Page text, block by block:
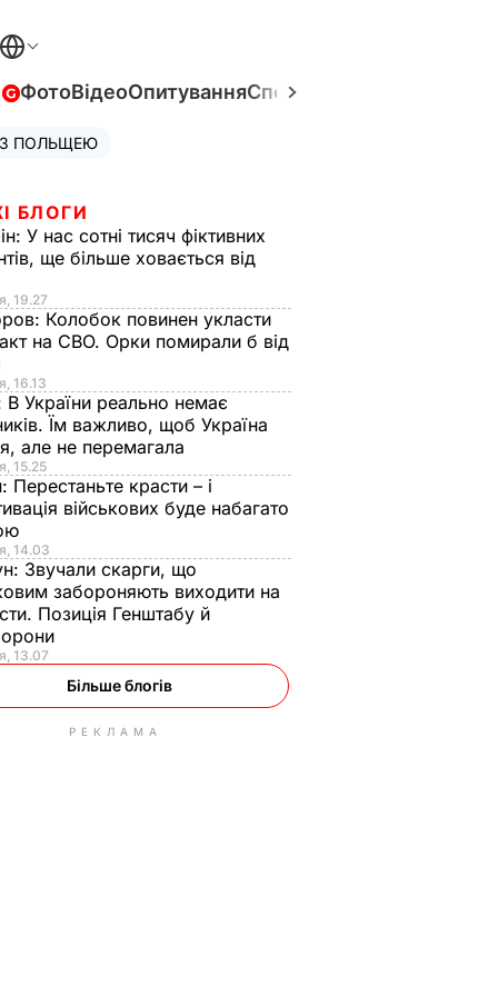
ФотоВідеоОпитуванняСпецпроєкти
ПОЛЬЩЕЮ
БЛОГИ
У нас сотні тисяч фіктивних
ще більше ховається від
19.27
Колобок повинен укласти
на СВО. Орки помирали б від
16.13
В України реально немає
Їм важливо, щоб Україна
але не перемагала
15.25
Перестаньте красти – і
військових буде набагато
14.03
Звучали скарги, що
забороняють виходити на
Позиція Генштабу й
13.07
Більше блогів
РЕКЛАМА